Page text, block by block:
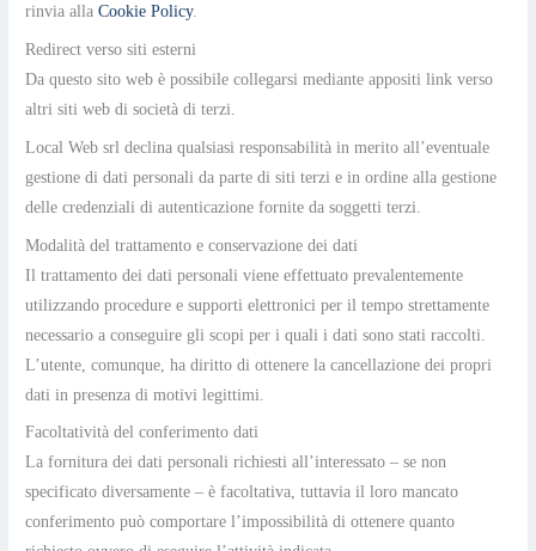
rinvia allaCookie Policy.
Redirect verso siti esterni
Da questo sito web è possibile collegarsi mediante appositi link verso
altri siti web di società di terzi.
Local Web srl declina qualsiasi responsabilità in merito all’eventuale
gestione di dati personali da parte di siti terzi e in ordine alla gestione
delle credenziali di autenticazione fornite da soggetti terzi.
Modalità del trattamento e conservazione dei dati
Il trattamento dei dati personali viene effettuato prevalentemente
utilizzando procedure e supporti elettronici per il tempo strettamente
necessario a conseguire gli scopi per i quali i dati sono stati raccolti.
L’utente, comunque, ha diritto di ottenere la cancellazione dei propri
dati in presenza di motivi legittimi.
Facoltatività del conferimento dati
La fornitura dei dati personali richiesti all’interessato – se non
specificato diversamente – è facoltativa, tuttavia il loro mancato
conferimento può comportare l’impossibilità di ottenere quanto